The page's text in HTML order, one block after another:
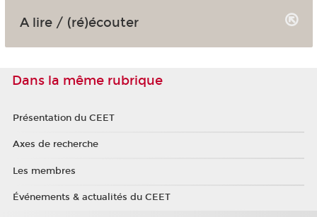
A lire / (ré)écouter
Dans la même rubrique
Présentation du CEET
Axes de recherche
Les membres
Événements & actualités du CEET